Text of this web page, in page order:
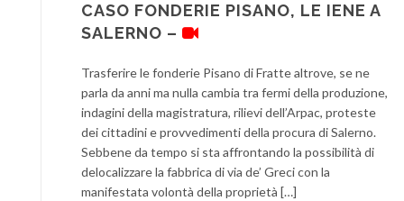
CASO FONDERIE PISANO, LE IENE A
SALERNO –
Trasferire le fonderie Pisano di Fratte altrove, se ne
parla da anni ma nulla cambia tra fermi della produzione,
indagini della magistratura, rilievi dell’Arpac, proteste
dei cittadini e provvedimenti della procura di Salerno.
Sebbene da tempo si sta affrontando la possibilità di
delocalizzare la fabbrica di via de’ Greci con la
manifestata volontà della proprietà […]